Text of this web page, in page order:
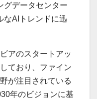
グデータセンター
なAIトレンドに迅
アのスタートアッ
ており、ファイン
が注目されている
年のビジョンに基